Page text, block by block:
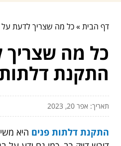
דף הבית»כל מה שצריך לדעת
כל מה
התקנת
תאריך: אפר 20, 2023
התקנת דלתות פנים היא